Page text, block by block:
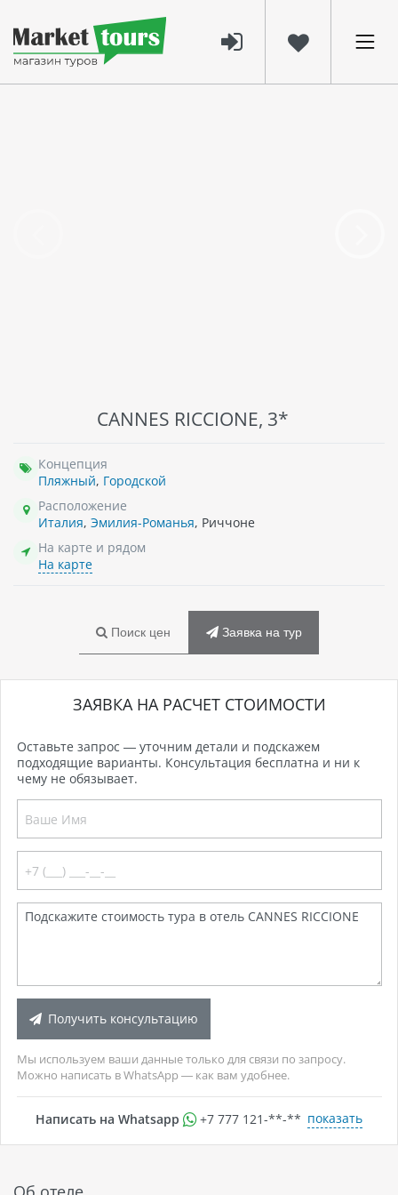
CANNES RICCIONE, 3*
Концепция
Пляжный, Городской
Расположение
Италия, Эмилия-Романья, Риччоне
На карте и рядом
На карте
Поиск цен Заявка на тур
ЗАЯВКА НА РАСЧЕТ СТОИМОСТИ
Оставьте запрос — уточним детали и подскажем
подходящие варианты. Консультация бесплатна и ни к
чему не обязывает.
Получить консультацию
Мы используем ваши данные только для связи по запросу.
Можно написать в WhatsApp — как вам удобнее.
Написать на Whatsapp +7 777 121-**-** показать